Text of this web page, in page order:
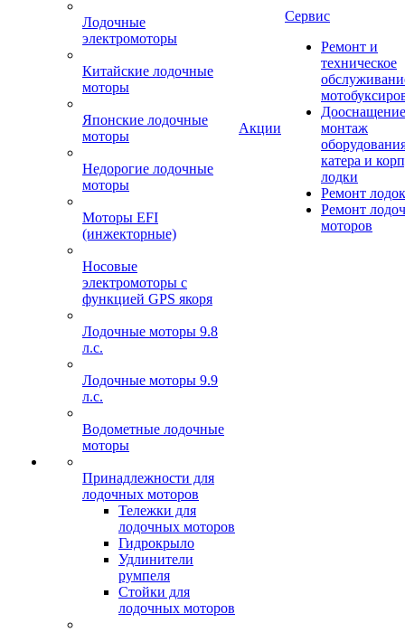
Лодочные
электромоторы
Китайские лодочные
моторы
Японские лодочные
моторы
Недорогие лодочные
моторы
Моторы EFI
(инжекторные)
Носовые
электромоторы с
функцией GPS якоря
Лодочные моторы 9.8
л.с.
Лодочные моторы 9.9
л.с.
Водометные лодочные
моторы
Принадлежности для
лодочных моторов
Тележки для
лодочных моторов
Гидрокрыло
Удлинители
румпеля
Стойки для
лодочных моторов
Акции
Сервис
Ремонт и
техническое
монтаж
катера и
лодки
Ремонт
Ремонт
моторов